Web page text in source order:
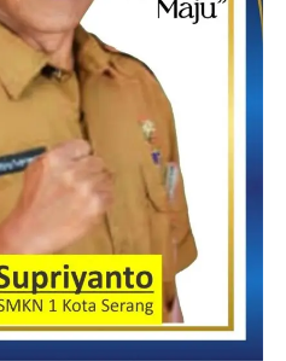
sehingga perkara
terungkap.